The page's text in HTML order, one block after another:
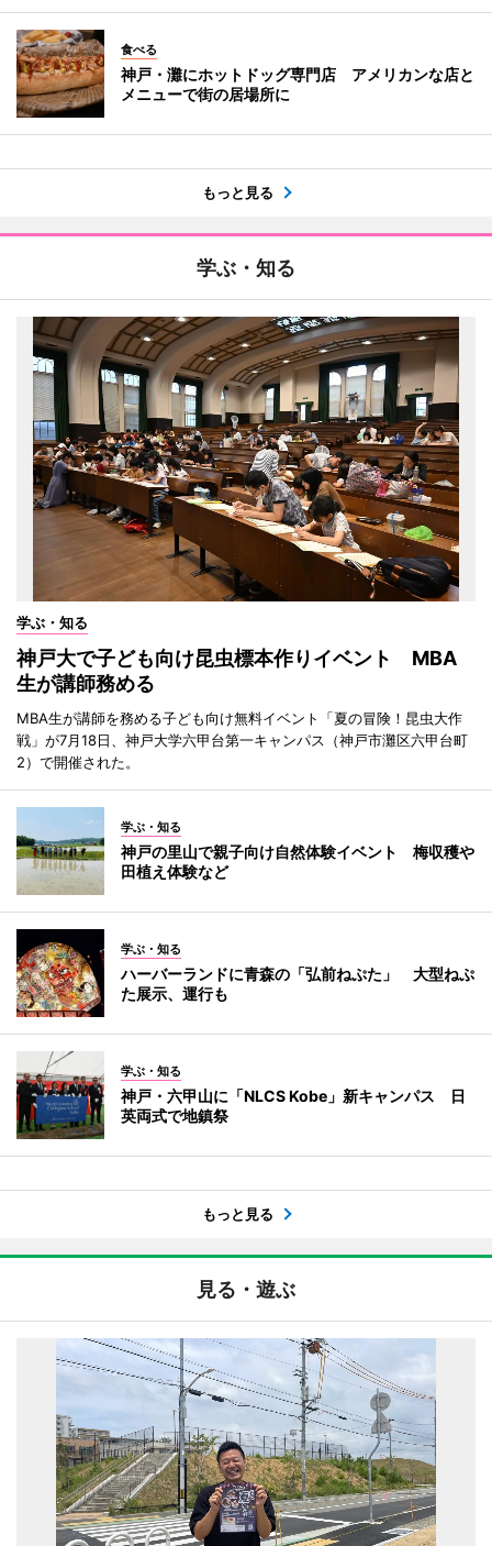
食べる
神戸・灘にホットドッグ専門店 アメリカンな店と
メニューで街の居場所に
もっと見る
学ぶ・知る
学ぶ・知る
神戸大で子ども向け昆虫標本作りイベント MBA
生が講師務める
MBA生が講師を務める子ども向け無料イベント「夏の冒険！昆虫大作
戦」が7月18日、神戸大学六甲台第一キャンパス（神戸市灘区六甲台町
2）で開催された。
学ぶ・知る
神戸の里山で親子向け自然体験イベント 梅収穫や
田植え体験など
学ぶ・知る
ハーバーランドに青森の「弘前ねぷた」 大型ねぷ
た展示、運行も
学ぶ・知る
神戸・六甲山に「NLCS Kobe」新キャンパス 日
英両式で地鎮祭
もっと見る
見る・遊ぶ